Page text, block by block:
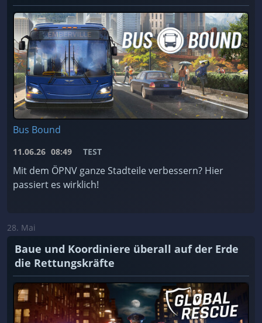
Bus Bound
11.06.26 08:49 TEST
Mit dem ÖPNV ganze Stadteile verbessern? Hier
passiert es wirklich!
28. Mai
Baue und Koordiniere überall auf der Erde
die Rettungskräfte